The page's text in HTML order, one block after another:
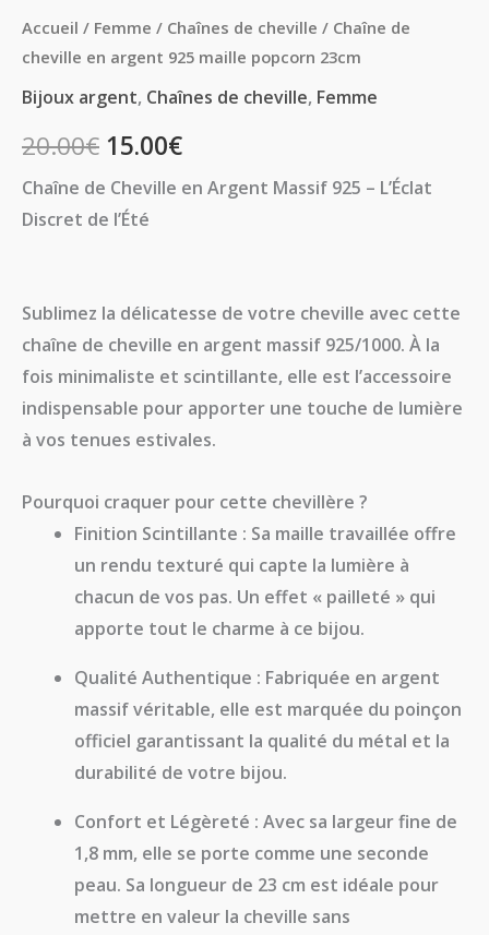
Accueil / Femme / Chaînes de cheville / Chaîne de
cheville en argent 925 maille popcorn 23cm
Bijoux argent, Chaînes de cheville, Femme
20.00€ 15.00€
Chaîne de Cheville en Argent Massif 925 – L’Éclat
Discret de l’Été
Sublimez la délicatesse de votre cheville avec cette
chaîne de cheville en argent massif 925/1000. À la
fois minimaliste et scintillante, elle est l’accessoire
indispensable pour apporter une touche de lumière
à vos tenues estivales.
Pourquoi craquer pour cette chevillère ?
Finition Scintillante : Sa maille travaillée offre
un rendu texturé qui capte la lumière à
chacun de vos pas. Un effet « pailleté » qui
apporte tout le charme à ce bijou.
Qualité Authentique : Fabriquée en argent
massif véritable, elle est marquée du poinçon
officiel garantissant la qualité du métal et la
durabilité de votre bijou.
Confort et Légèreté : Avec sa largeur fine de
1,8 mm, elle se porte comme une seconde
peau. Sa longueur de 23 cm est idéale pour
mettre en valeur la cheville sans